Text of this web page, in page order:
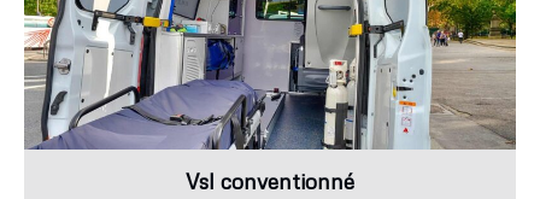
Vsl conventionné